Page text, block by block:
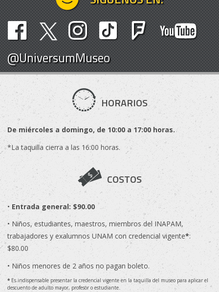
@UniversumMuseo
HORARIOS
De miércoles a domingo, de 10:00 a 17:00 horas.
*La taquilla cierra a las 16:00 horas.
COSTOS
• Entrada general: $90.00
• Niños, estudiantes, maestros, miembros del INAPAM,
trabajadores y exalumnos UNAM con credencial vigente*:
$80.00
• Niños menores de 2 años no pagan boleto.
* Es indispensable presentar la credencial vigente en la taquilla del museo para aplicar el
descuento de adulto mayor, profesor o estudiante.